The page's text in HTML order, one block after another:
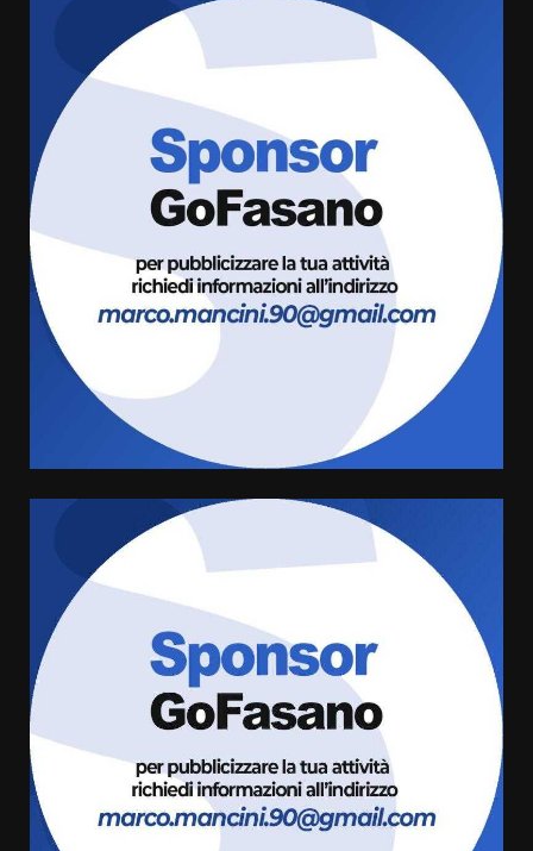
La Banda Città di Fasano apre
ufficialmente la Festa di
8 Agosto 2026 11:00
Savelletri in festa, domani sera
grande spettacolo con Uccio De
Santis
Sostenibile: premiati gli studenti
universitari del bando “La strada
giusta”
8 Agosto 2026 07:15
“I Contestatori: Musica di
Rivoluzione”: nuovo
appuntamento con “Fasano in
Banda”
7 Agosto 2026 06:05
US Fasano, Scianaro: “Profonda
amarezza per esclusione dal
campionato di calcio”